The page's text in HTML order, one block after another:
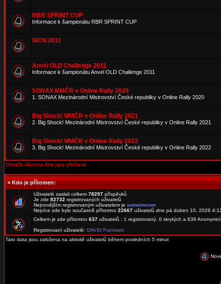
RBR SPRINT CUP
Informace k šampionátu RBR SPRINT CUP
WCN 2011
Anvel OLD Challenge 2011
Informace k šampionátu Anvel OLD Challenge 2011
SONAX MMČR v Online Rally 2020
1. SONAX Mezinárodní Mistrovství České republiky v Online Rally 2020
Big Shock! MMČR v Online Rally 2021
2. Big Shock! Mezinárodní Mistrovství České republiky v Online Rally 2021
Big Shock! MMČR v Online Rally 2022
3. Big Shock! Mezinárodní Mistrovství České republiky v Online Rally 2022
Označit všechna fóra jako přečtená
»Kdo je přítomen:
Uživatelé zaslali celkem 78297 příspěvků
Je zde 82732 registrovaných uživatelů
Nejnovějším registrovaným uživatelem je sunwimcom
Nejvíce zde bylo současně přítomno 22667 uživatelů dne pá duben 10, 2026
Celkem je zde přítomno 637 uživatelů : 1 registrovaný, 0 skrytých a 636
Registrovaní uživatelé: DAVID Frantisek
Tato data jsou založena na aktivitě uživatelů během posledních 5 minut